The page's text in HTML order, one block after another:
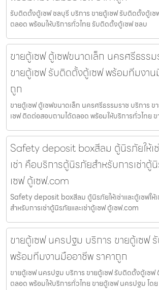
รับติดตั้งตู้เซฟ ชลบุรี บริการ ขายตู้เซฟ รับติดตั้งตู้เ
ตลอด พร้อมให้บริการทั่วไทย รับติดตั้งตู้เซฟ ชลบ
ขายตู้เซฟ ตู้เซฟขนาดเล็ก นครศรีธรร
ขายตู้เซฟ รับติดตั้งตู้เซฟ พร้อมทีมงาน
ถูก
ขายตู้เซฟ ตู้เซฟขนาดเล็ก นครศรีธรรมราช บริการ
เซฟ ติดต่อสอบถามได้ตลอด พร้อมให้บริการทั่วไทย ข
Safety deposit boxสีลม ตู้นิรภัยให้เช่
เช่า คือบริการตู้นิรภัยสำหรับการเช่าตู้
เซฟ ตู้เซฟ.com
Safety deposit boxสีลม ตู้นิรภัยให้เช่าและตู้เซฟให้
สำหรับการเช่าตู้นิรภัยและเช่าตู้เซฟ ตู้เซฟ.com
ขายตู้เซฟ นครปฐม บริการ ขายตู้เซฟ
พร้อมทีมงานมืออาชีพ ราคาถูก
ขายตู้เซฟ นครปฐม บริการ ขายตู้เซฟ รับติดตั้งตู้เซ
ตลอด พร้อมให้บริการทั่วไทย ขายตู้เซฟ นครปฐม โด